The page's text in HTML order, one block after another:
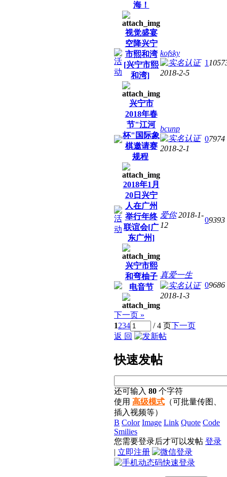
海！
视觉盛宴
空降兴宁
市熙和湾
[兴宁市熙
和湾]
kofsky
2018-2-5
1
兴宁市
2018年春
节"江河
杯"国际象
棋邀请赛
规程
bcunp
2018-2-1
07974
2018年1月
20日兴宁
人在广州
举行年终
联谊会[广
东广州]
爱你 2018-1-
12
09393
兴宁市熙
和弯柚子
电音节
真爱一生
2018-1-3
09686
下一页 »
1234 / 4 页下一页
返 回
快速发帖
还可输入 80 个字符
使用 高级模式 （可批量传图、
插入视频等）
B Color Image Link Quote Code
Smilies
您需要登录后才可以发帖 登录
| 立即注册